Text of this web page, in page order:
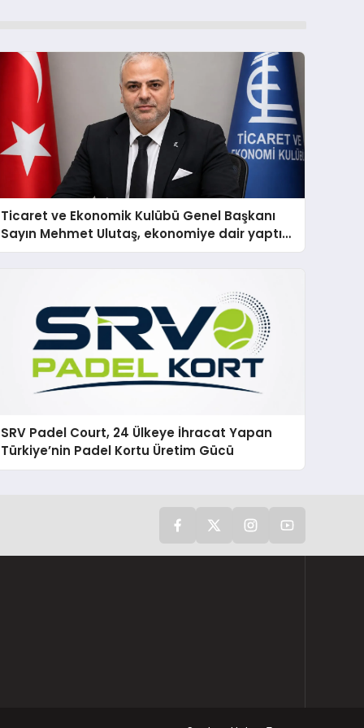
Ticaret ve Ekonomik Kulübü Genel Başkanı
Sayın Mehmet Ulutaş, ekonomiye dair yaptığı
açıklamada şunları kaydetti:
SRV Padel Court, 24 Ülkeye İhracat Yapan
Türkiye’nin Padel Kortu Üretim Gücü